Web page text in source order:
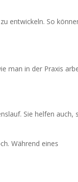
entwickeln. So
man in der Praxis
Sie helfen auch,
Während eines